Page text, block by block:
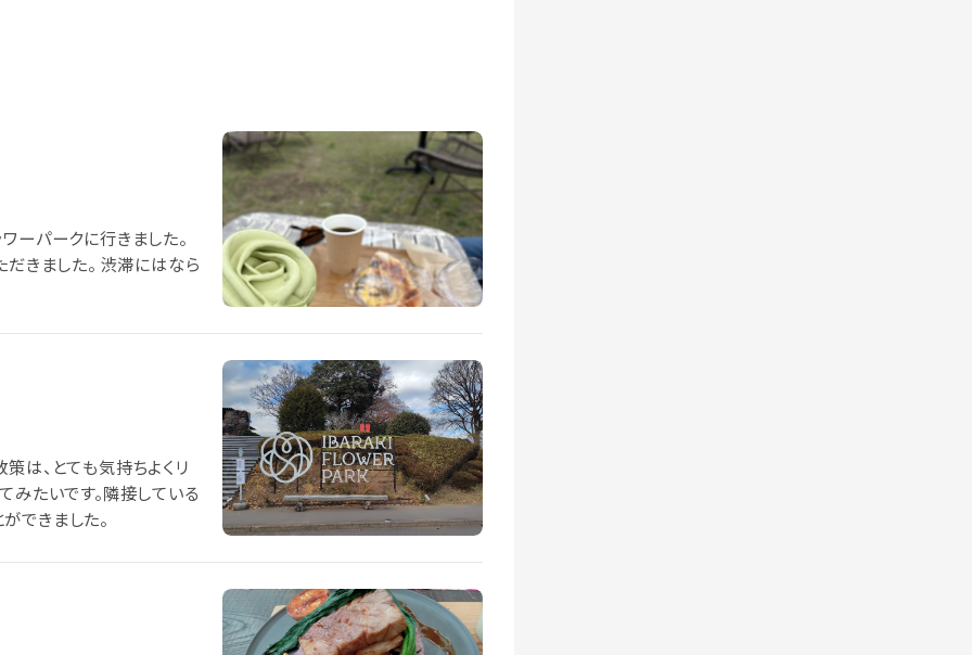
ーパークに行きました。
だきました。 渋滞にはなら
は、とても気持ちよくリ
みたいです。隣接している
できました。